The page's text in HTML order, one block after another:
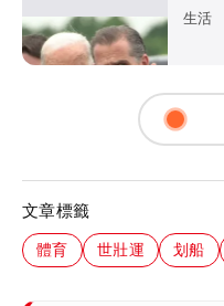
生活
文章標籤
體育 世壯運 划船